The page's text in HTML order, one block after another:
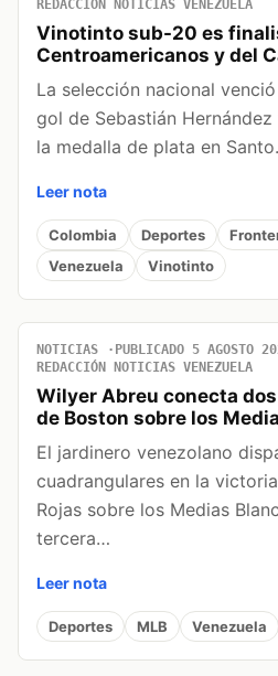
REDACCIÓN NOTICIAS VENEZUELA
Vinotinto sub-20 es
Centroamericanos y del
La selección nacional
gol de Sebastián
la medalla de plata en
Leer nota
Colombia Deportes
Venezuela
Vinotinto
NOTICIAS PUBLICADO 5 AGOSTO
REDACCIÓN NOTICIAS VENEZUELA
Wilyer Abreu conecta
de Boston sobre los
El jardinero venezolano
cuadrangulares en la
Rojas sobre los Medias
tercera…
Leer nota
Deportes MLB Venezuela